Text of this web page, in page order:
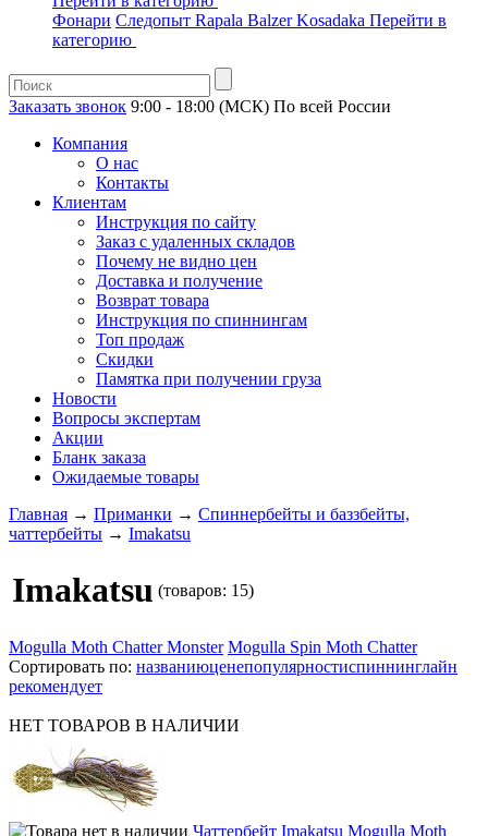
Фонари Следопыт Rapala BalzerKosadaka Перейти в
категорию
Заказать звонок 9:00 - 18:00 (МСК) По всей России
Компания
О нас
Контакты
Клиентам
Инструкция по сайту
Заказ с удаленных складов
Почему не видно цен
Доставка и получение
Возврат товара
Инструкция по спиннингам
Топ продаж
Скидки
Памятка при получении груза
Новости
Вопросы экспертам
Акции
Бланк заказа
Ожидаемые товары
Главная → Приманки → Спиннербейты и баззбейты,
чаттербейты → Imakatsu
Imakatsu (товаров: 15)
Mogulla Moth Chatter Monster Mogulla Spin Moth Chatter
Сортировать по: названиюценепопулярностиспиннинглайн
рекомендует
НЕТ ТОВАРОВ В НАЛИЧИИ
Чаттербейт Imakatsu Mogulla Moth